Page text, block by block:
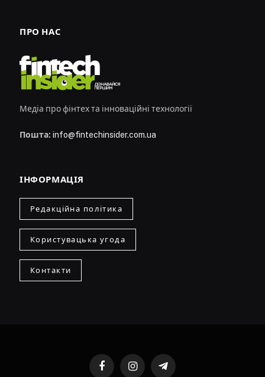
ПРО НАС
Медіа про фінтех та інноваційні технології
Пошта: info@fintechinsider.com.ua
ІНФОРМАЦІЯ
Редакційна політика
Користувацька угода
Контакти
FacebookInstagramTelegram